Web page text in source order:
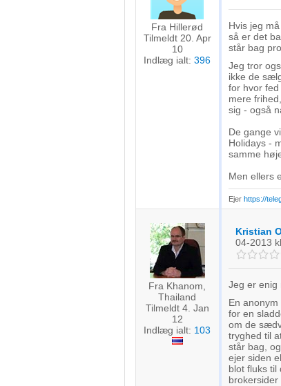
Fra Hillerød
Tilmeldt 20. Apr
10
Indlæg ialt: 396
Hvis jeg
så er det
står bag
Jeg tror
ikke de
for hvor
mere
sig - også
De gange
Holidays -
samme
Men ellers
Ejer https://
Fra Khanom,
Thailand
Tilmeldt 4. Jan
12
Indlæg ialt: 103
Kristian
04-2013
Jeg er enig
En
for en
om de
tryghed til
står bag,
ejer siden
blot fluks